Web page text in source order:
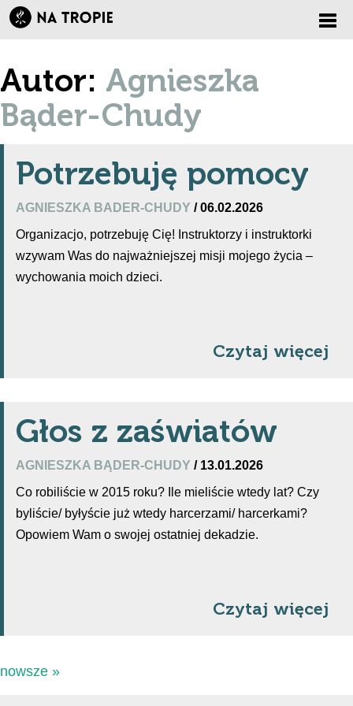
Autor: Agnieszka
Bąder-Chudy
Potrzebuję pomocy
AGNIESZKA BADER-CHUDY / 06.02.2026
Organizacjo, potrzebuję Cię! Instruktorzy i instruktorki
wzywam Was do najważniejszej misji mojego życia –
wychowania moich dzieci.
Czytaj więcej
Głos z zaświatów
AGNIESZKA BĄDER-CHUDY / 13.01.2026
Co robiliście w 2015 roku? Ile mieliście wtedy lat? Czy
byliście/ byłyście już wtedy harcerzami/ harcerkami?
Opowiem Wam o swojej ostatniej dekadzie.
Czytaj więcej
nowsze »